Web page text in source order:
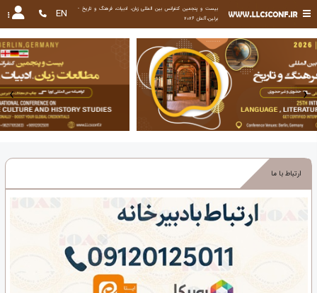
برلین،آلمان 2026
EN
‹ ›
ارتباط با ما